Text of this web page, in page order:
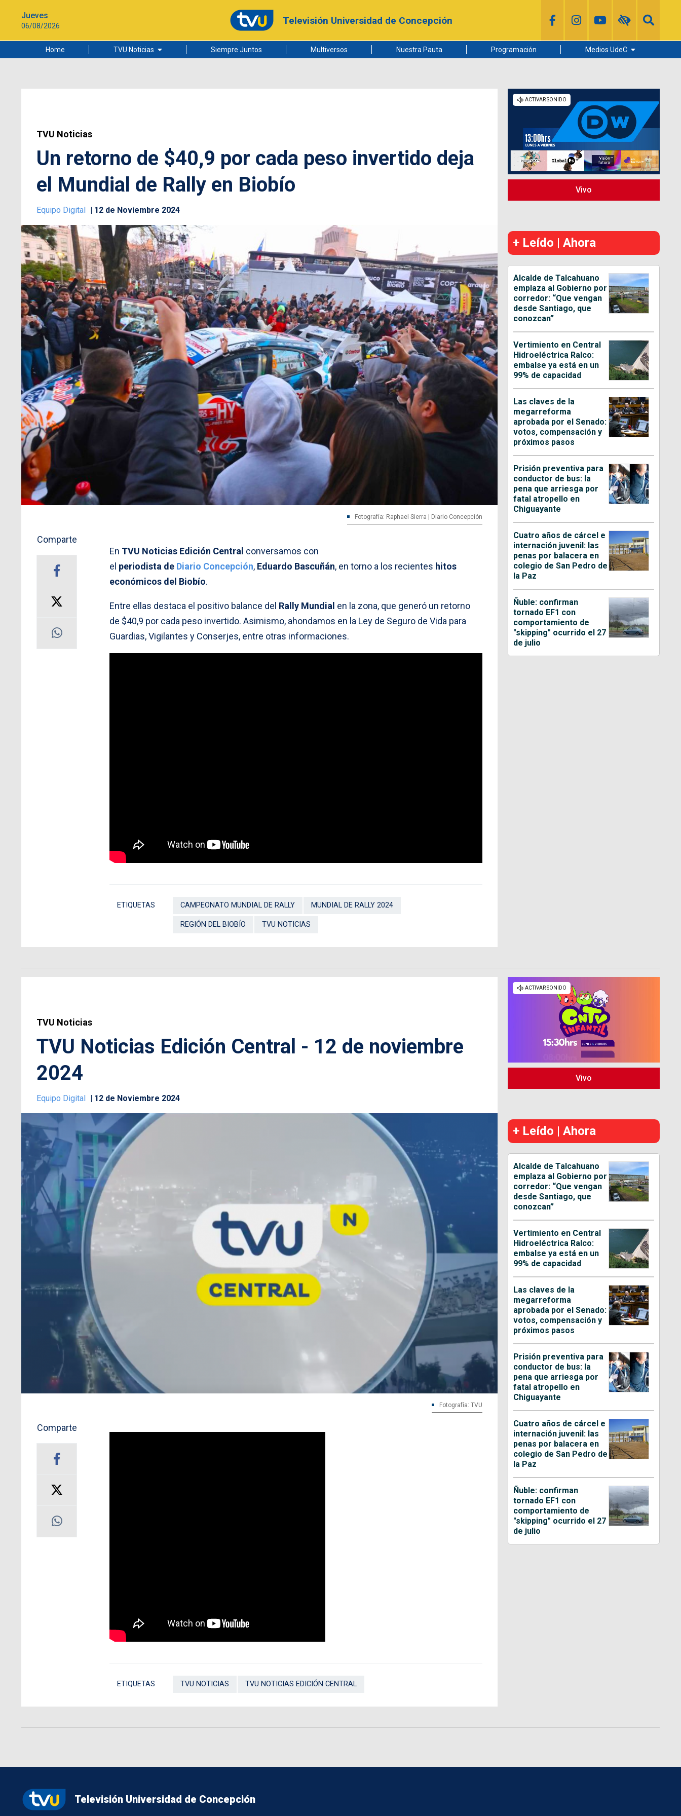
Jueves
06/08/2026 Televisión Universidad de Concepción
Home TVU Noticias
Ciudad
Siempre Juntos Multiversos Nuestra Pauta Programación Medios UdeC
Radio UdeC
Noticias UdeC
La Discusión
TVU Noticias
Un retorno de $40,9 por cada peso invertido deja
el Mundial de Rally en Biobío
Equipo Digital 12 de Noviembre 2024
Fotografía: Raphael Sierra | Diario Concepción
Comparte
En TVU Noticias Edición Central conversamos con
el periodista de Diario Concepción, Eduardo Bascuñán, en torno a los recientes hitos
económicos del Biobío.
Entre ellas destaca el positivo balance del Rally Mundial en la zona, que generó un retorno
de $40,9 por cada peso invertido. Asimismo, ahondamos en la Ley de Seguro de Vida para
Guardias, Vigilantes y Conserjes, entre otras informaciones.
ETIQUETAS CAMPEONATO MUNDIAL DE RALLY MUNDIAL DE RALLY 2024
REGIÓN DEL BIOBÍO TVU NOTICIAS
Vivo
+ Leído | Ahora
Alcalde de Talcahuano
emplaza al Gobierno por
corredor: “Que vengan
desde Santiago, que
conozcan”
Vertimiento en Central
Hidroeléctrica Ralco:
embalse ya está en un
99% de capacidad
Las claves de la
megarreforma
aprobada por el Senado:
votos, compensación y
próximos pasos
Prisión preventiva para
conductor de bus: la
pena que arriesga por
fatal atropello en
Chiguayante
Cuatro años de cárcel e
internación juvenil: las
penas por balacera en
colegio de San Pedro de
la Paz
Ñuble: confirman
tornado EF1 con
comportamiento de
"skipping" ocurrido el 27
de julio
TVU Noticias
TVU Noticias Edición Central - 12 de noviembre
2024
Equipo Digital 12 de Noviembre 2024
Fotografía: TVU
Comparte
ETIQUETAS TVU NOTICIAS TVU NOTICIAS EDICIÓN CENTRAL
Vivo
+ Leído | Ahora
Alcalde de Talcahuano
emplaza al Gobierno por
corredor: “Que vengan
desde Santiago, que
conozcan”
Vertimiento en Central
Hidroeléctrica Ralco:
embalse ya está en un
99% de capacidad
Las claves de la
megarreforma
aprobada por el Senado:
votos, compensación y
próximos pasos
Prisión preventiva para
conductor de bus: la
pena que arriesga por
fatal atropello en
Chiguayante
Cuatro años de cárcel e
internación juvenil: las
penas por balacera en
colegio de San Pedro de
la Paz
Ñuble: confirman
tornado EF1 con
comportamiento de
"skipping" ocurrido el 27
de julio
Televisión Universidad de Concepción